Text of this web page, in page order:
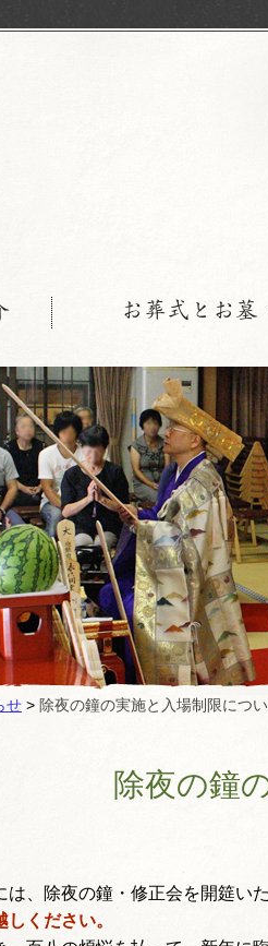
お葬式とお墓
せ > 除夜の鐘の実施と入場制限につ
除夜の鐘
、除夜の鐘・修正会を開筵いた
ください。